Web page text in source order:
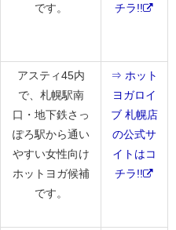
です。
チラ!!
アスティ45内
で、札幌駅南
口・地下鉄さっ
ぽろ駅から通い
やすい女性向け
ホットヨガ候補
です。
⇒ ホット
ヨガロイ
ブ 札幌店
の公式サ
イトはコ
チラ!!